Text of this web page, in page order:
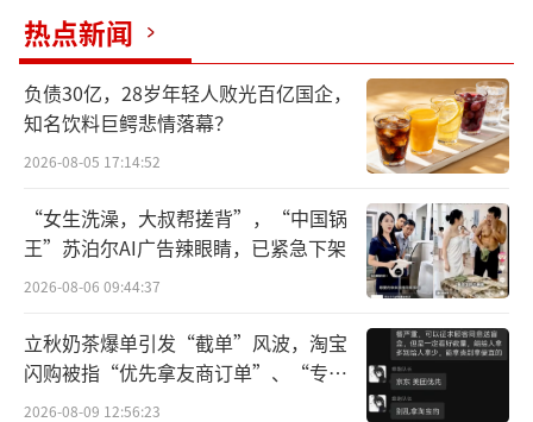
寒气笼罩下的中国汽车市场，使得大多数
车企的经营资金都相对短缺。那如何才能拥有
充沛的现金流？除了二级市场等外部筹资融资
方式之外，向内部要资金空间，也不失为一种
办法。
这几年不少车企就凭借着市场优势，不断
延迟向上下游供应商支付应付款项，以便于让
自身能够获得大量无息的浮游资金，减轻现金
压力、缓解资金周转的紧迫性。
热点新闻
负债30亿，28岁年轻人败光百亿国企，
知名饮料巨鳄悲情落幕？
2026-08-05 17:14:52
“女生洗澡，大叔帮搓背”，“中国锅
王”苏泊尔AI广告辣眼睛，已紧急下架
2026-08-06 09:44:37
立秋奶茶爆单引发“截单”风波，淘宝
闪购被指“优先拿友商订单”、“专挑
贵的拿”
2026-08-09 12:56:23